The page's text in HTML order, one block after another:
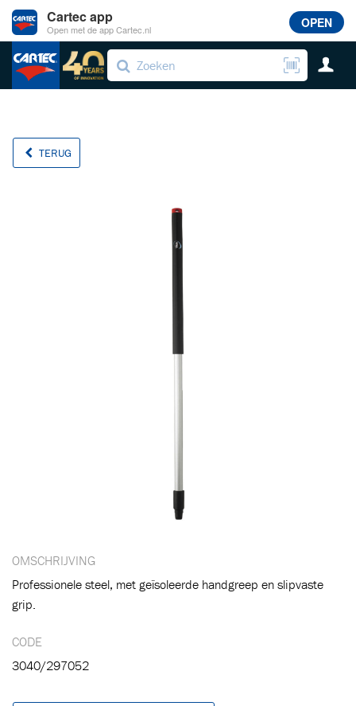
TERUG
OMSCHRIJVING
Professionele steel, met geïsoleerde handgreep en slipvaste
grip.
CODE
3040/297052
Cartec app
Open met de app Cartec.nl OPEN